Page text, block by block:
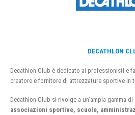
DECATHLON
Decathlon Club è dedicato ai professionisti e
creatore e fornitore di attrezzature sportive in
Decathlon Club si rivolge a un’ampia gamma
associazioni sportive, scuole,